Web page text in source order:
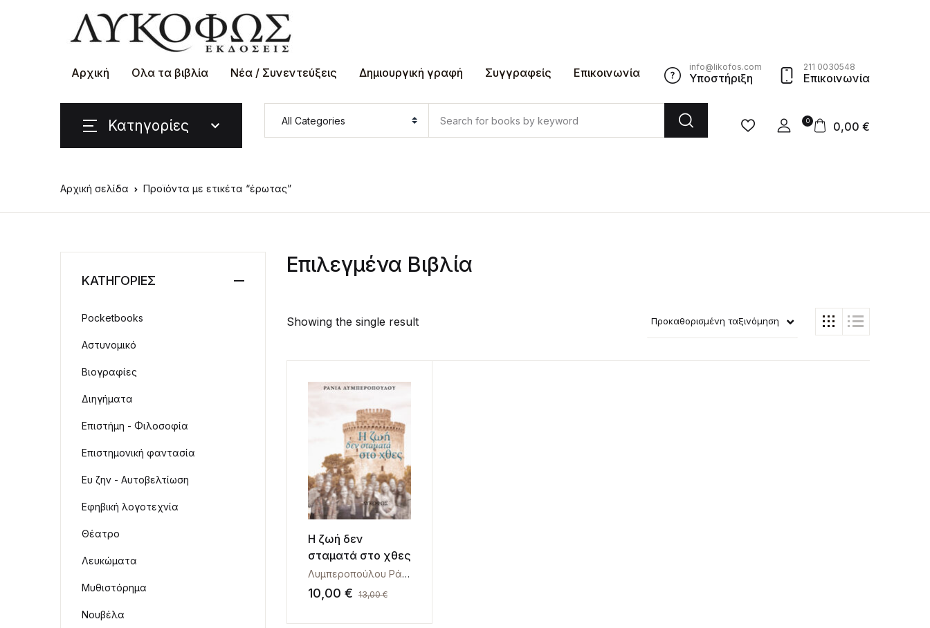
Αρχική Ολα τα βιβλία Νέα / Συνεντεύξεις Δημιουργική γραφή Συγγραφείς Επικοινωνία info@likofos.com
Υποστήριξη
211 0030548
Επικοινωνία
Κατηγορίες 0 0,00 €
Αρχική σελίδα Προϊόντα με ετικέτα “έρωτας”
Επιλεγμένα Βιβλία
Showing the single result Προκαθορισμένη ταξινόμηση
Η ζωή δεν
σταματά στο χθες
Λυμπεροπούλου Ράνια
10,00 € 13,00€
ΚΑΤΗΓΟΡΙΕΣ
Pocketbooks
Αστυνομικό
Βιογραφίες
Διηγήματα
Επιστήμη - Φιλοσοφία
Επιστημονική φαντασία
Ευ ζην - Αυτοβελτίωση
Εφηβική λογοτεχνία
Θέατρο
Λευκώματα
Μυθιστόρημα
Νουβέλα